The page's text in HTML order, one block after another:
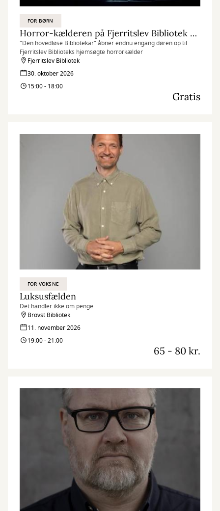
FOR BØRN
Horror-kælderen på Fjerritslev Bibliotek - nu med kunst
"Den hovedløse Bibliotekar" åbner endnu engang døren op til
Fjerritslev Biblioteks hjemsøgte horrorkælder
Fjerritslev Bibliotek
30. oktober 2026
15:00 - 18:00
Gratis
FOR VOKSNE
Luksusfælden
Det handler ikke om penge
Brovst Bibliotek
11. november 2026
19:00 - 21:00
65 - 80 kr.